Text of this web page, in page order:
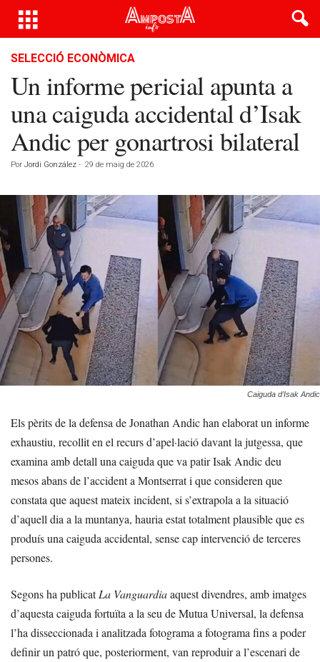
SELECCIÓ ECONÒMICA
Un informe pericial apunta a
una caiguda accidental d’Isak
Andic per gonartrosi bilateral
Por Jordi González - 29 de maig de 2026
Caiguda d’Isak Andic
Els pèrits de la defensa de Jonathan Andic han elaborat un informe
exhaustiu, recollit en el recurs d’apel·lació davant la jutgessa, que
examina amb detall una caiguda que va patir Isak Andic deu
mesos abans de l’accident a Montserrat i que consideren que
constata que aquest mateix incident, si s’extrapola a la situació
d’aquell dia a la muntanya, hauria estat totalment plausible que es
produís una caiguda accidental, sense cap intervenció de terceres
persones.
Segons ha publicatLa Vanguardiaaquest divendres, amb imatges
d’aquesta caiguda fortuïta a la seu de Mutua Universal, la defensa
l’ha disseccionada i analitzada fotograma a fotograma fins a poder
definir un patró que, posteriorment, van reproduir a l’escenari de